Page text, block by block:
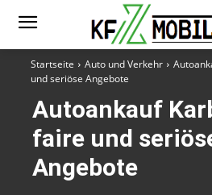
Startseite Auto und Verkehr
und seriöse Angebote
Autoankauf
faire und
Angebote